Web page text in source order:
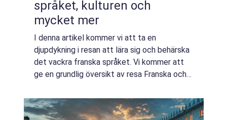
språket, kulturen och
mycket mer
I denna artikel kommer vi att ta en
djupdykning i resan att lära sig och behärska
det vackra franska språket. Vi kommer att
ge en grundlig översikt av resa Franska och
typer av kurser och popularitet. V...